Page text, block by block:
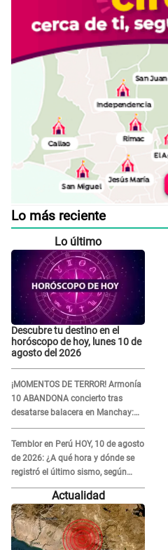
Lo más reciente
Lo último
Descubre tu destino en el
horóscopo de hoy, lunes 10 de
agosto del 2026
¡MOMENTOS DE TERROR! Armonía
10 ABANDONA concierto tras
desatarse balacera en Manchay:
Exponen impactantes imágenes
Temblor en Perú HOY, 10 de agosto
de 2026: ¿A qué hora y dónde se
registró el último sismo, según
IGP?
Actualidad